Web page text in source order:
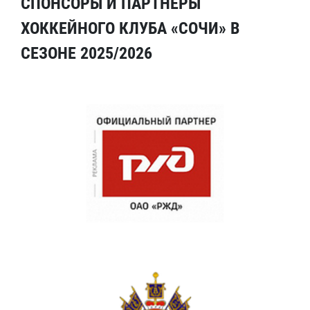
ХОККЕЙНОГО КЛУБА «СОЧИ» В
СЕЗОНЕ 2025/2026